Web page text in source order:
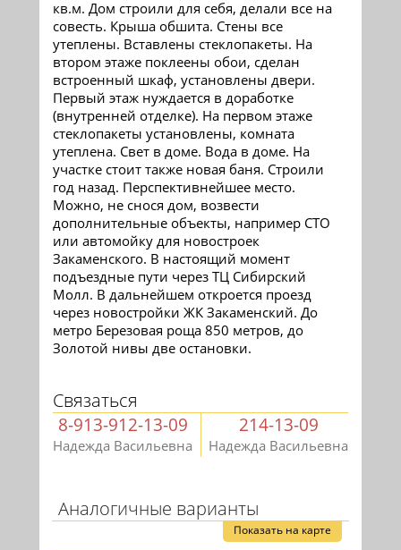
кв.м. Дом строили для себя, делали все на
совесть. Крыша обшита. Стены все
утеплены. Вставлены стеклопакеты. На
втором этаже поклеены обои, сделан
встроенный шкаф, установлены двери.
Первый этаж нуждается в доработке
(внутренней отделке). На первом этаже
стеклопакеты установлены, комната
утеплена. Свет в доме. Вода в доме. На
участке стоит также новая баня. Строили
год назад. Перспективнейшее место.
Можно, не снося дом, возвести
дополнительные объекты, например СТО
или автомойку для новостроек
Закаменского. В настоящий момент
подъездные пути через ТЦ Сибирский
Молл. В дальнейшем откроется проезд
через новостройки ЖК Закаменский. До
метро Березовая роща 850 метров, до
Золотой нивы две остановки.
Связаться
8-913-912-13-09
Надежда Васильевна
214-13-09
Надежда Васильевна
Аналогичные варианты
Показать на карте